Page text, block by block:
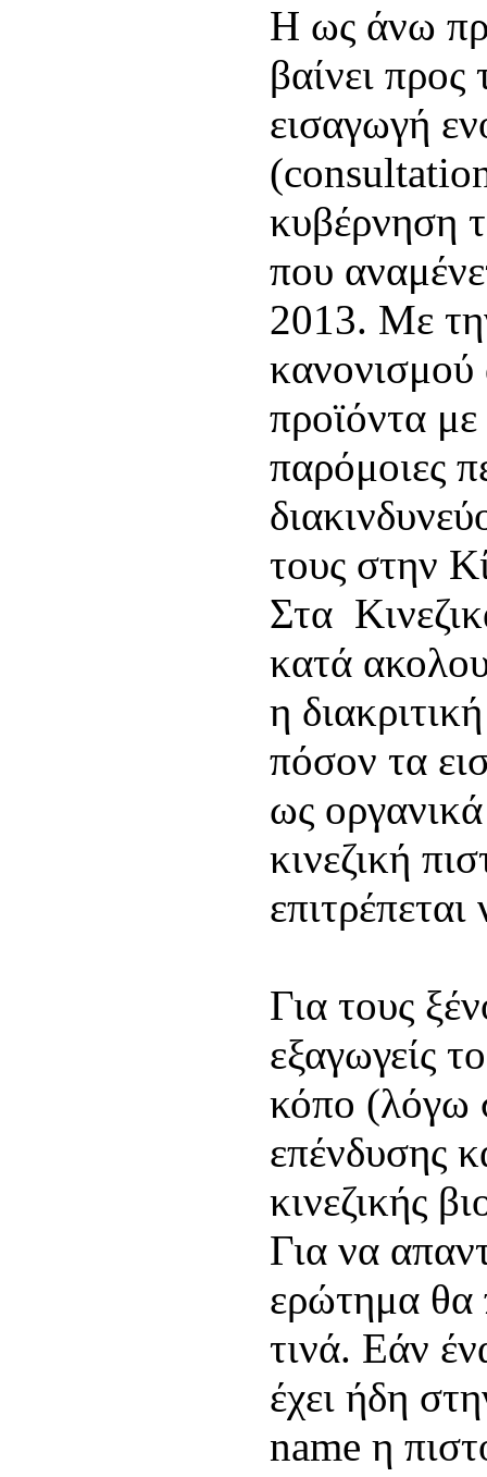
Η ως άνω
βαίνει προς
εισαγωγή
κυβέρνηση
που
2013. Με
κανονισμού
προϊόντα
παρόμοιες
τους στην
Στα
κατά
η
πόσον τα
ως
κινεζική
Για τους
εξαγωγείς
κόπο (λόγω
επένδυσης
κινεζικής
Για να
ερώτημα θα
τινά. Εάν
έχει ήδη
name η